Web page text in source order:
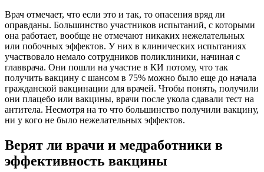
Врач отмечает, что если это и так, то опасения вряд ли
оправданы. Большинство участников испытаний, с которыми
она работает, вообще не отмечают никаких нежелательных
или побочных эффектов. У них в клинических испытаниях
участвовало немало сотрудников поликлиники, начиная с
главврача. Они пошли на участие в КИ потому, что так
получить вакцину с шансом в 75% можно было еще до начала
гражданской вакцинации для врачей. Чтобы понять, получили
они плацебо или вакцины, врачи после укола сдавали тест на
антитела. Несмотря на то что большинство получили вакцину,
ни у кого не было нежелательных эффектов.
Верят ли врачи и медработники в
эффективность вакцины